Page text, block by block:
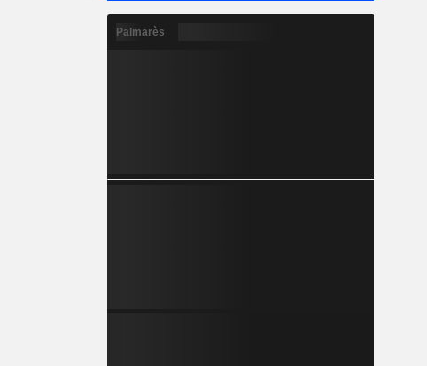
Palmarès